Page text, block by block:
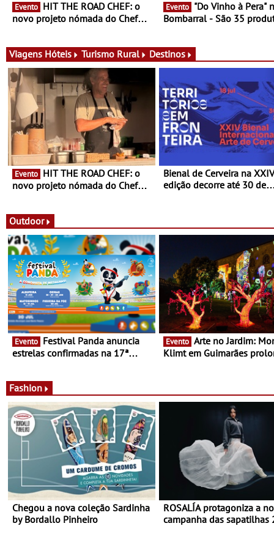
Evento
novo projeto nómada do Chef
que percorre Portugal
Evento
Bombarral - São 35
Viagens Hóteis Turismo Rural Destinos
Evento
novo projeto nómada do Chef
que percorre Portugal
Bienal de Cerveira na XXIV
edição decorre até 30 de
Outdoor
Evento
estrelas confirmadas na 17ª
Evento
Klimt em Guimarães
Fashion
Chegou a nova coleção Sardinha
by Bordallo Pinheiro
ROSALÍA protagoniza a
campanha das sapatilhas